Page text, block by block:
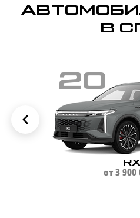
В
20
RX
от3 900